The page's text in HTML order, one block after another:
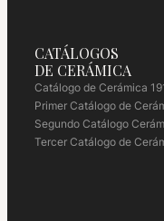
CATÁLOGOS
DE CERÁMICA
Catálogo de Cerámica
Primer Catálogo de
Segundo Catálogo
Tercer Catálogo de